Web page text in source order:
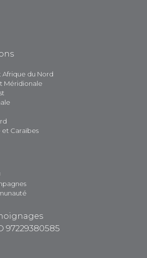
Afrique du Nord
Méridionale
et Caraïbes
97229380585